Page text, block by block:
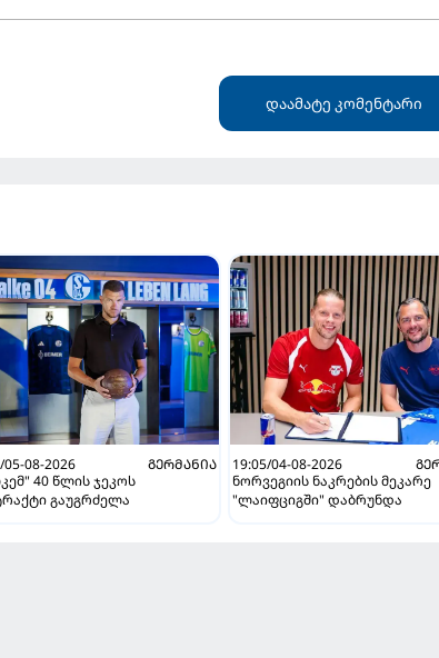
დაამატე კომენტარი
05-08-2026
ᲒᲔᲠᲛᲐᲜᲘᲐ
40 წლის ჯეკოს
გაუგრძელა
19:05/04-08-2026
ნორვეგიის ნაკრების მეკარე
"ლაიფციგში" დაბრუნდა